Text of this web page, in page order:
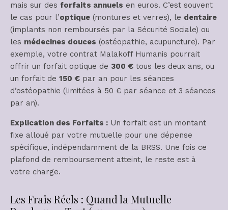
mais sur des forfaits annuels en euros. C’est souvent
le cas pour l’optique (montures et verres), le dentaire
(implants non remboursés par la Sécurité Sociale) ou
les médecines douces (ostéopathie, acupuncture). Par
exemple, votre contrat Malakoff Humanis pourrait
offrir un forfait optique de 300 € tous les deux ans, ou
un forfait de 150 € par an pour les séances
d’ostéopathie (limitées à 50 € par séance et 3 séances
par an).
Explication des Forfaits : Un forfait est un montant
fixe alloué par votre mutuelle pour une dépense
spécifique, indépendamment de la BRSS. Une fois ce
plafond de remboursement atteint, le reste est à
votre charge.
Les Frais Réels : Quand la Mutuelle